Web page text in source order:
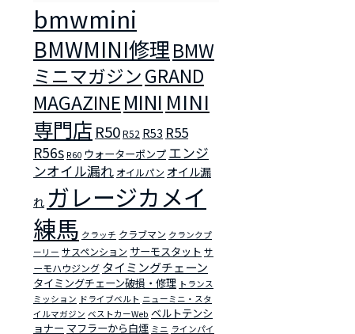
bmwmini
BMWMINI修理BMW
ミニマガジンGRAND
MAGAZINEMINI MINI
専門店 R50R52 R53 R55
R56s R60 ウォーターポンプ エンジ
ンオイル漏れ オイルパン オイル漏
れ ガレージカメイ
練馬 クラッチ クラブマン クランクプ
ーリー サスペンション サーモスタット サ
ーモハウジング タイミングチェーン
タイミングチェーン破損・修理 トランス
ミッション ドライブベルト ニューミニ・スタ
イルマガジン ベストカーWeb ベルトテンシ
ョナー マフラーから白煙 ミニ ラインパイ